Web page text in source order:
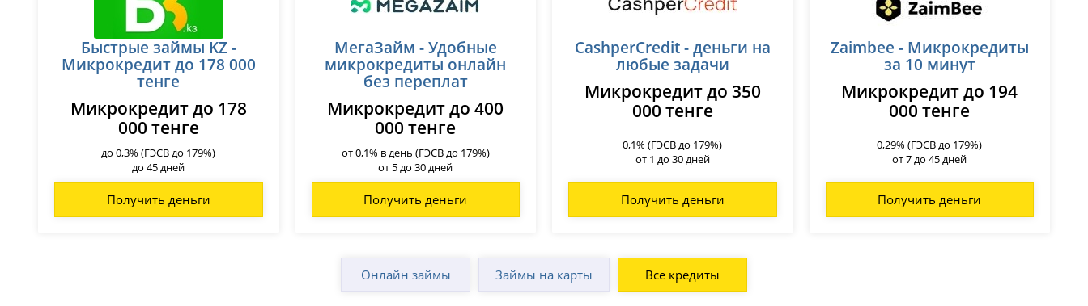
Быстрые займы KZ -
Микрокредит до 178 000
тенге
Микрокредит до 178
000 тенге
до 0,3% (ГЭСВ до 179%)
до 45 дней
Получить деньги
МегаЗайм - Удобные
микрокредиты онлайн
без переплат
Микрокредит до 400
000 тенге
от 0,1% в день (ГЭСВ до 179%)
от 5 до 30 дней
Получить деньги
CashperCredit - деньги на
любые задачи
Микрокредит до 350
000 тенге
0,1% (ГЭСВ до 179%)
от 1 до 30 дней
Получить деньги
Zaimbee - Микрокредиты
за 10 минут
Микрокредит до 194
000 тенге
0,29% (ГЭСВ до 179%)
от 7 до 45 дней
Получить деньги
Онлайн займы Займы на карты Все кредиты